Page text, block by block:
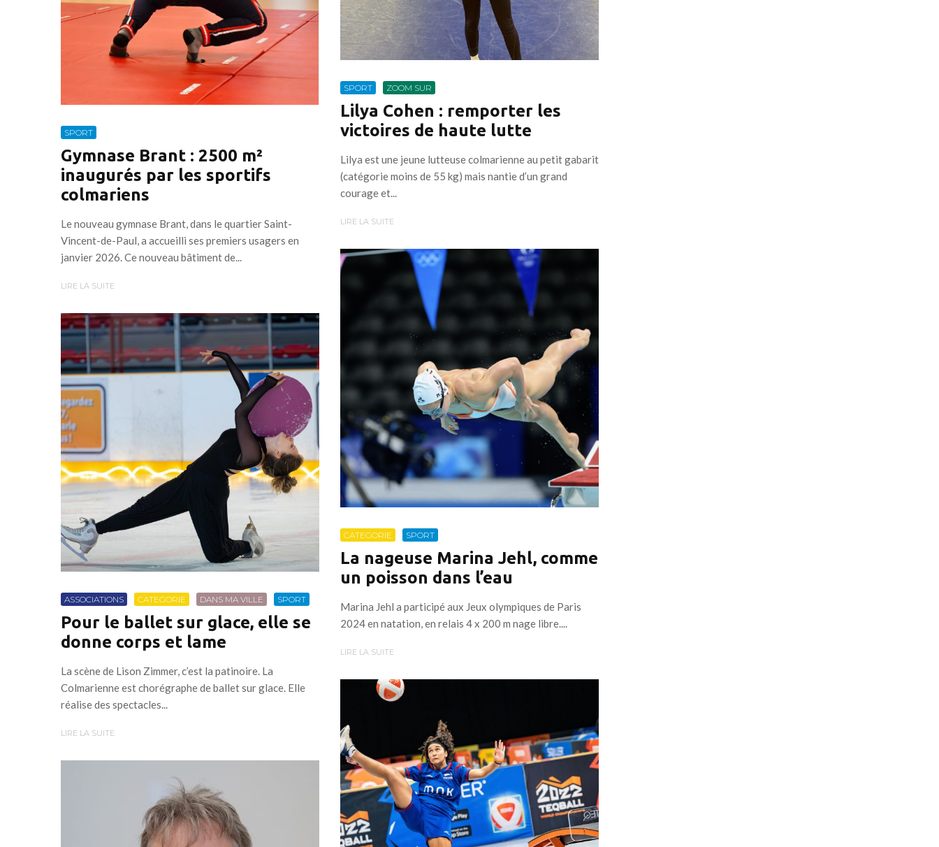
SPORT
Gymnase Brant : 2500 m²
inaugurés par les sportifs
colmariens
Le nouveau gymnase Brant, dans le quartier Saint-
Vincent-de-Paul, a accueilli ses premiers usagers en
janvier 2026. Ce nouveau bâtiment de...
LIRE LA SUITE
ASSOCIATIONS CATEGORIE DANS MA VILLE SPORT
Pour le ballet sur glace, elle se
donne corps et lame
La scène de Lison Zimmer, c’est la patinoire. La
Colmarienne est chorégraphe de ballet sur glace. Elle
réalise des spectacles...
LIRE LA SUITE
SPORT ZOOM SUR
Lilya Cohen : remporter les
victoires de haute lutte
Lilya est une jeune lutteuse colmarienne au petit gabarit
(catégorie moins de 55 kg) mais nantie d’un grand
courage et...
LIRE LA SUITE
CATEGORIE SPORT
La nageuse Marina Jehl, comme
un poisson dans l’eau
Marina Jehl a participé aux Jeux olympiques de Paris
2024 en natation, en relais 4 x 200 m nage libre....
LIRE LA SUITE